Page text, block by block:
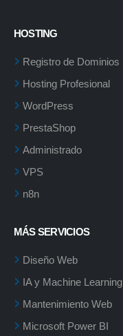
HOSTING
Registro de Dominios
Hosting Profesional
WordPress
PrestaShop
Administrado
VPS
n8n
MÁS SERVICIOS
Diseño Web
IA y Machine Learning
Mantenimiento Web
Microsoft Power BI